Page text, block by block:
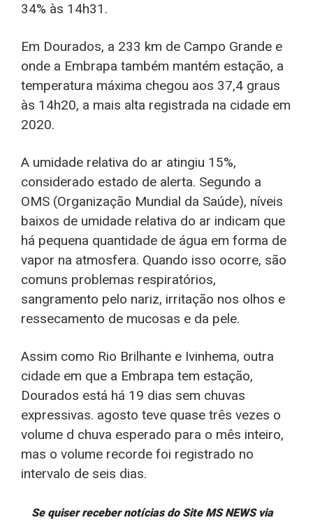
34% às 14h31.
Em Dourados, a 233 km de Campo Grande e
onde a Embrapa também mantém estação, a
temperatura máxima chegou aos 37,4 graus
às 14h20, a mais alta registrada na cidade em
2020.
A umidade relativa do ar atingiu 15%,
considerado estado de alerta. Segundo a
OMS (Organização Mundial da Saúde), níveis
baixos de umidade relativa do ar indicam que
há pequena quantidade de água em forma de
vapor na atmosfera. Quando isso ocorre, são
comuns problemas respiratórios,
sangramento pelo nariz, irritação nos olhos e
ressecamento de mucosas e da pele.
Assim como Rio Brilhante e Ivinhema, outra
cidade em que a Embrapa tem estação,
Dourados está há 19 dias sem chuvas
expressivas. agosto teve quase três vezes o
volume d chuva esperado para o mês inteiro,
mas o volume recorde foi registrado no
intervalo de seis dias.
Se quiser receber notícias do Site MS NEWS via